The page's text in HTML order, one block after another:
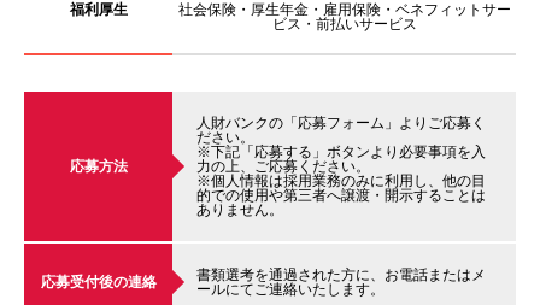
福利厚生
社会保険・厚生年金・雇用保険・ベネフィットサー
ビス・前払いサービス
応募方法
人財バンクの「応募フォーム」よりご応募く
ださい。
※下記「応募する」ボタンより必要事項を入
力の上、ご応募ください。
※個人情報は採用業務のみに利用し、他の目
的での使用や第三者へ譲渡・開示することは
ありません。
応募受付後の連絡
書類選考を通過された方に、お電話またはメ
ールにてご連絡いたします。